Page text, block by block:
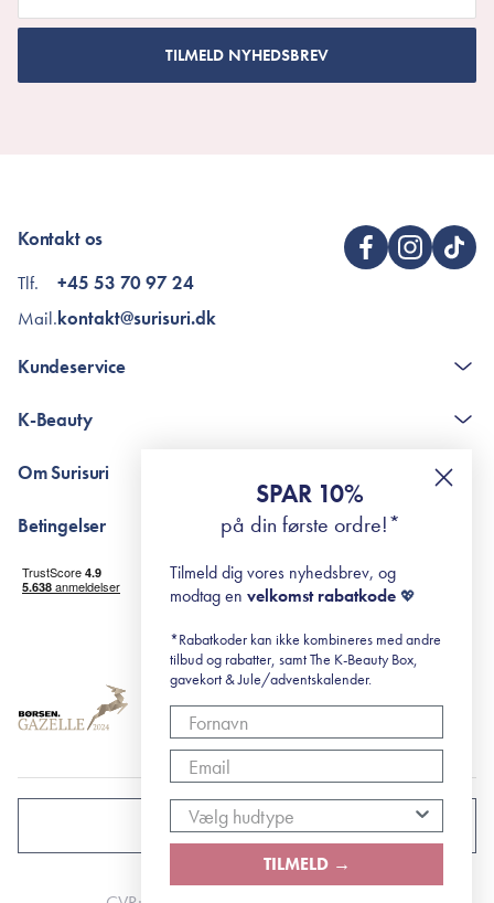
TILMELD NYHEDSBREV
Kontakt os
Tlf.
Mail.
+45 53 70 97 24
kontakt@surisuri.dk
Kundeservice
The K-Beauty Box - spørgsmål og svar
RE-ZIP
K-Beauty
Retinol for begyndere
surisuri's mini guide til rosacea
Om Surisuri
Black Friday
Betingelser
Levering og returnering
Handelsbetingelser
Abonnementsbetingelser
DANMARK
SPAR 10%
på din første ordre!*
Tilmeld dig vores nyhedsbrev, og
modtag en velkomst rabatkode 💖
*Rabatkoder kan ikke kombineres med andre
tilbud og rabatter, samt The K-Beauty Box,
gavekort & Jule/adventskalender.
TILMELD →